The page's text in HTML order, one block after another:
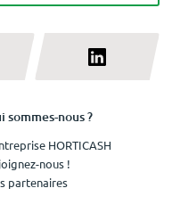
sommes-nous ?
HORTICASH
nous !
partenaires